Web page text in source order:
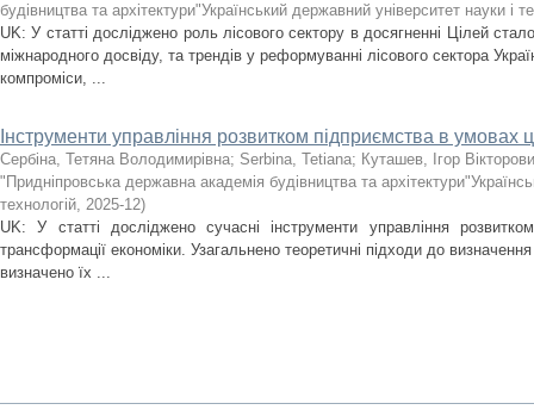
будівництва та архітектури"Український державний університет науки і
UK: У статті досліджено роль лісового сектору в досягненні Цілей
міжнародного досвіду, та трендів у реформуванні лісового сектора
компроміси, ...
Інструменти управління розвитком підприємства в умовах
Сербіна, Тетяна Володимирівна; Serbina, Tetiana; Куташев, Ігор
"Придніпровська державна академія будівництва та
технологій, 2025-12)
UK: У статті досліджено сучасні інструменти управління
трансформації економіки. Узагальнено теоретичні підходи до визначення
визначено їх ...